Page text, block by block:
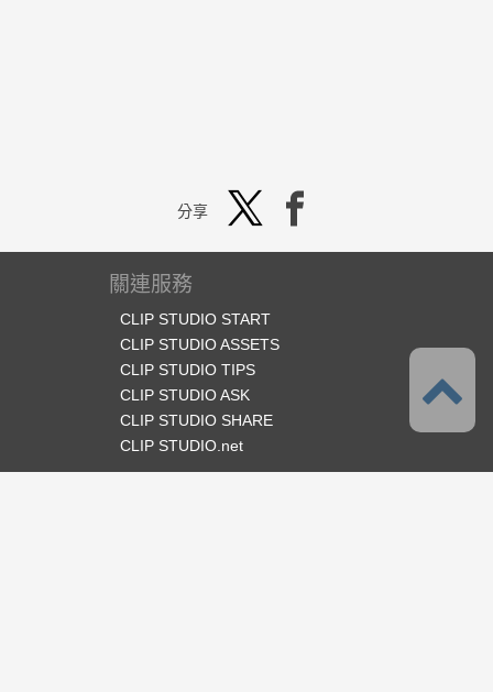
分享
關連服務
CLIP STUDIO START
CLIP STUDIO ASSETS
CLIP STUDIO TIPS
CLIP STUDIO ASK
CLIP STUDIO SHARE
CLIP STUDIO.net